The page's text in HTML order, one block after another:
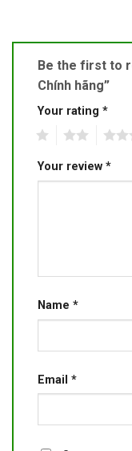
Be the first to
Chính hãng”
Your rating *
Your review *
Name *
Email *